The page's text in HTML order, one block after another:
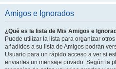
Amigos e Ignorados
¿Qué es la lista de Mis Amigos e
Puede utilizar la lista para organizar
añadidos a su lista de Amigos podrán
Usuario para un rápido acceso a ver si
enviarles un mensaje privado. Según la